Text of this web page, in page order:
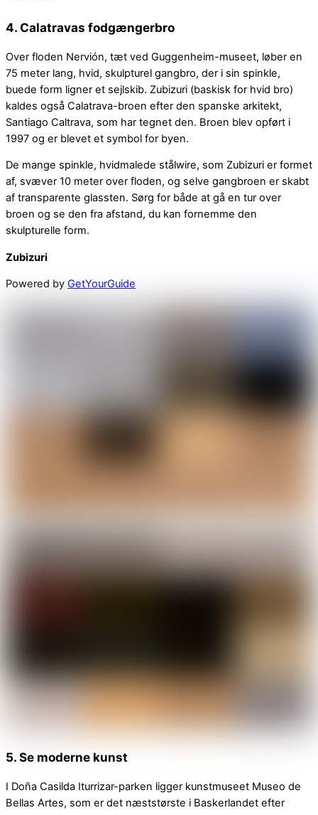
4. Calatravas fodgængerbro
Over floden Nervión, tæt ved Guggenheim-museet, løber en
75 meter lang, hvid, skulpturel gangbro, der i sin spinkle,
buede form ligner et sejlskib. Zubizuri (baskisk for hvid bro)
kaldes også Calatrava-broen efter den spanske arkitekt,
Santiago Caltrava, som har tegnet den. Broen blev opført i
1997 og er blevet et symbol for byen.
De mange spinkle, hvidmalede stålwire, som Zubizuri er formet
af, svæver 10 meter over floden, og selve gangbroen er skabt
af transparente glassten. Sørg for både at gå en tur over
broen og se den fra afstand, du kan fornemme den
skulpturelle form.
Zubizuri
Powered by GetYourGuide
5. Se moderne kunst
I Doña Casilda Iturrizar-parken ligger kunstmuseet Museo de
Bellas Artes, som er det næststørste i Baskerlandet efter